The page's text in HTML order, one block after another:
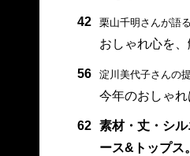
42 栗山千明さんが語る
おしゃれ心を、
56 淀川美代子さんの
今年のおしゃれ
62
素材・丈・シ
ース&トップス。